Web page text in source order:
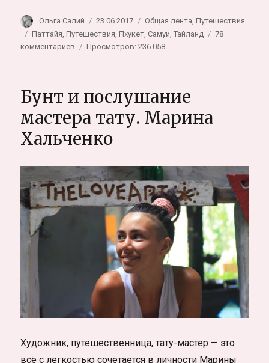
Автор
Ольга Салий Опубликовано
23.06.2017 Рубрики
Общая лента,Путешествия
Метки
Паттайя ,Путешествия ,Пхукет ,Самуи ,Тайланд
78
комментариев
Сезон
и
погоду
в
Когда
лучше
ехать
Просмотров: 236 058
Бунт и послушание
мастера тату. Марина
Хальченко
Художник, путешественница, тату-мастер — это
всё с легкостью сочетается в личности Марины